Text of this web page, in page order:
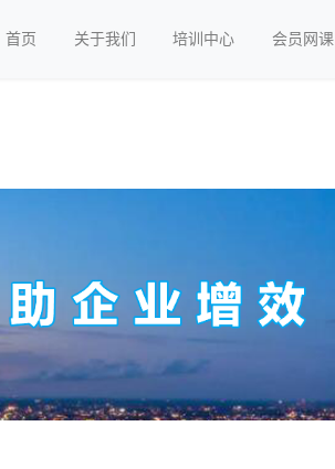
首页 关于我们 培训中心 会员网课